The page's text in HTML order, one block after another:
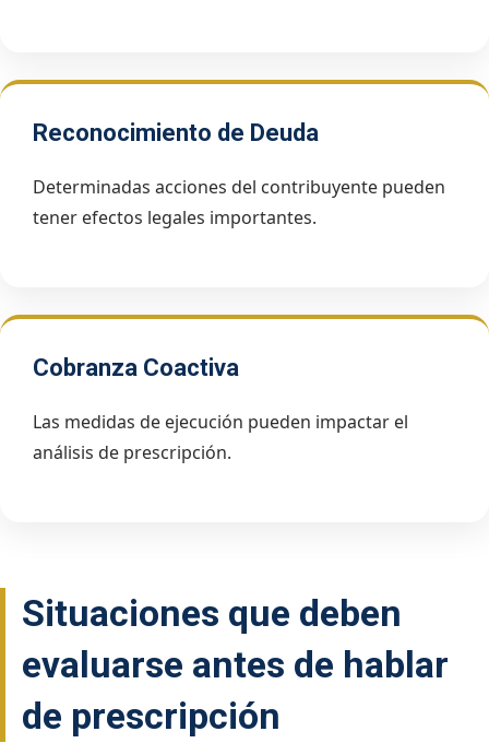
Reconocimiento de Deuda
Determinadas acciones del contribuyente pueden
tener efectos legales importantes.
Cobranza Coactiva
Las medidas de ejecución pueden impactar el
análisis de prescripción.
Situaciones que deben
evaluarse antes de hablar
de prescripción